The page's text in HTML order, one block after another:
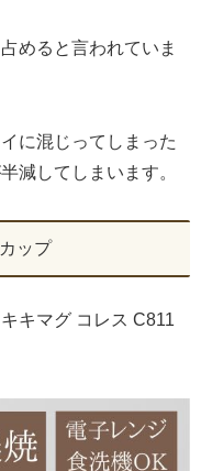
めると言われていま
に混じってしまった
減してしまいます。
ップ
キマグ コレス C811